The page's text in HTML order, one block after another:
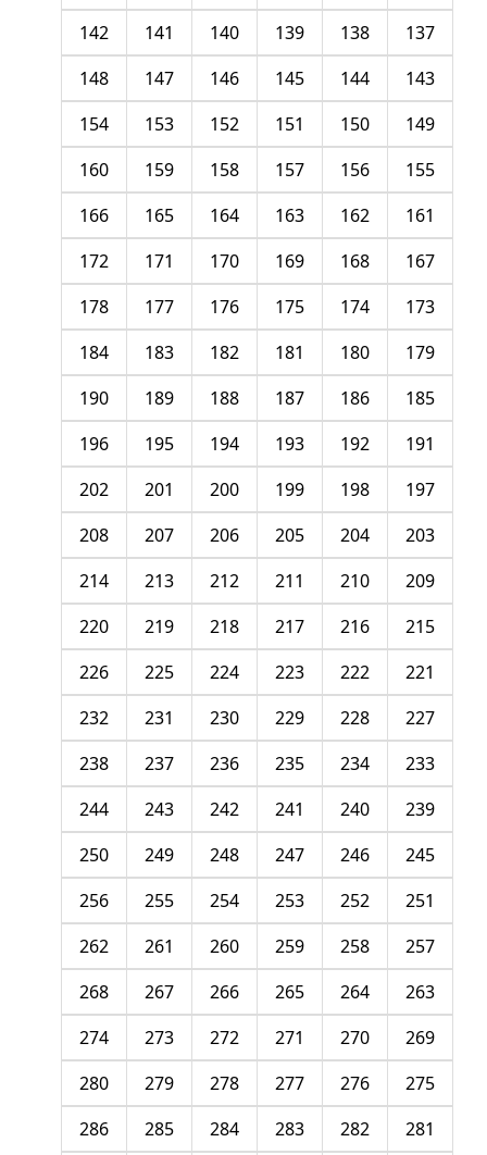
137
138
139
140
141
142
143
144
145
146
147
148
149
150
151
152
153
154
155
156
157
158
159
160
161
162
163
164
165
166
167
168
169
170
171
172
173
174
175
176
177
178
179
180
181
182
183
184
185
186
187
188
189
190
191
192
193
194
195
196
197
198
199
200
201
202
203
204
205
206
207
208
209
210
211
212
213
214
215
216
217
218
219
220
221
222
223
224
225
226
227
228
229
230
231
232
233
234
235
236
237
238
239
240
241
242
243
244
245
246
247
248
249
250
251
252
253
254
255
256
257
258
259
260
261
262
263
264
265
266
267
268
269
270
271
272
273
274
275
276
277
278
279
280
281
282
283
284
285
286